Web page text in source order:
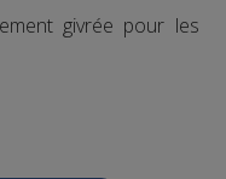
givrée pour les